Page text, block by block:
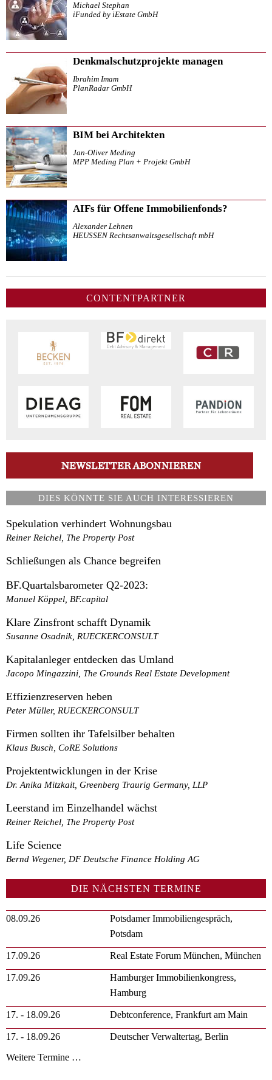
Michael Stephan
iFunded by iEstate GmbH
Denkmalschutzprojekte managen
Ibrahim Imam
PlanRadar GmbH
BIM bei Architekten
Jan-Oliver Meding
MPP Meding Plan + Projekt GmbH
AIFs für Offene Immobilienfonds?
Alexander Lehnen
HEUSSEN Rechtsanwaltsgesellschaft mbH
CONTENTPARTNER
DIES KÖNNTE SIE AUCH INTERESSIEREN
Spekulation verhindert Wohnungsbau
Reiner Reichel, The Property Post
Schließungen als Chance begreifen
BF.Quartalsbarometer Q2-2023:
Manuel Köppel, BF.capital
Klare Zinsfront schafft Dynamik
Susanne Osadnik, RUECKERCONSULT
Kapitalanleger entdecken das Umland
Jacopo Mingazzini, The Grounds Real Estate Development
Effizienzreserven heben
Peter Müller, RUECKERCONSULT
Firmen sollten ihr Tafelsilber behalten
Klaus Busch, CoRE Solutions
Projektentwicklungen in der Krise
Dr. Anika Mitzkait, Greenberg Traurig Germany, LLP
Leerstand im Einzelhandel wächst
Reiner Reichel, The Property Post
Life Science
Bernd Wegener, DF Deutsche Finance Holding AG
DIE NÄCHSTEN TERMINE
08.09.26
Potsdamer Immobiliengespräch,
Potsdam
17.09.26 Real Estate Forum München, München
17.09.26
Hamburger Immobilienkongress,
Hamburg
17. - 18.09.26 Debtconference, Frankfurt am Main
17. - 18.09.26
Deutscher Verwaltertag, Berlin
Weitere Termine …